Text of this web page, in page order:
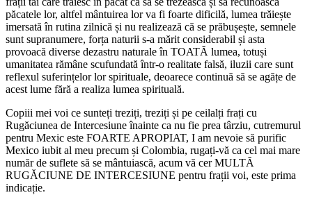
păcatele lor, altfel mântuirea lor va fi foarte dificilă, lumea trăiește
imersată în rutina zilnică și nu realizează că se prăbușește, semnele
sunt supranumere, forța naturii s-a mărit considerabil și asta
provoacă diverse dezastru naturale în TOATĂ lumea, totuși
umanitatea rămâne scufundată într-o realitate falsă, iluzii care sunt
reflexul suferințelor lor spirituale, deoarece continuă să se agățe de
acest lume fără a realiza lumea spirituală.
Copiii mei voi ce sunteți treziți, treziți și pe ceilalți frați cu
Rugăciunea de Intercesiune înainte ca nu fie prea târziu, cutremurul
pentru Mexic este FOARTE APROPIAT, I am nevoie să purific
Mexico iubit al meu precum și Colombia, rugați-vă ca cel mai mare
număr de suflete să se mântuiască, acum vă cer MULTĂ
RUGĂCIUNE DE INTERCESIUNE pentru frații voi, este prima
indicație.